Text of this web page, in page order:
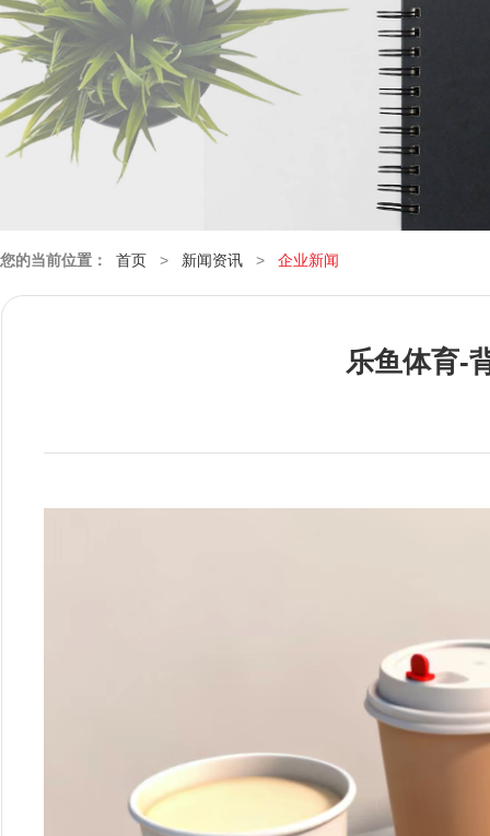
您的当前位置： 首页 > 新闻资讯 > 企业新闻
乐鱼体育-